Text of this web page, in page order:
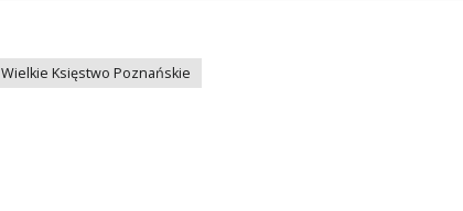
Wielkie Księstwo Poznańskie